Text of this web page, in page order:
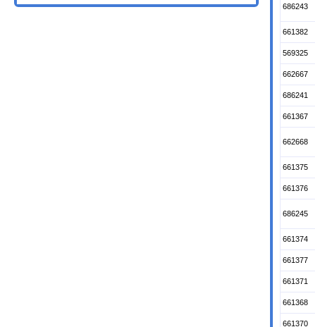
686243
661382
569325
662667
686241
661367
662668
661375
661376
686245
661374
661377
661371
661368
661370